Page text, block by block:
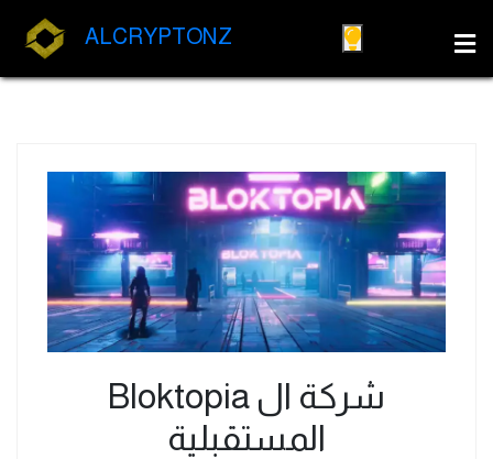
ALCRYPTONZ
شركة ال Bloktopia
المستقبلية